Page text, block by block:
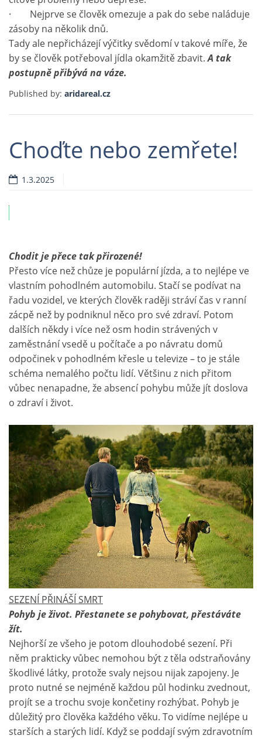
· Nejprve se člověk omezuje a pak do sebe naláduje
zásoby na několik dnů.
Tady ale nepřicházejí výčitky svědomí v takové míře, že
by se člověk potřeboval jídla okamžitě zbavit.A tak
postupně přibývá na váze.
Published by: aridareal.cz
Choďte nebo zemřete!
1.3.2025
Chodit je přece tak přirozené!
Přesto více než chůze je populární jízda, a to nejlépe ve
vlastním pohodlném automobilu. Stačí se podívat na
řadu vozidel, ve kterých člověk raději stráví čas v ranní
zácpě než by podniknul něco pro své zdraví. Potom
dalších někdy i více než osm hodin strávených v
zaměstnání vsedě u počítače a po návratu domů
odpočinek v pohodlném křesle u televize – to je stále
schéma nemalého počtu lidí. Většinu z nich přitom
vůbec nenapadne, že absencí pohybu může jít doslova
o zdraví i život.
SEZENÍ PŘINÁŠÍ SMRT
Pohyb je život. Přestanete se pohybovat, přestáváte
žít.
Nejhorší ze všeho je potom dlouhodobé sezení. Při
něm prakticky vůbec nemohou být z těla odstraňovány
škodlivé látky, protože svaly nejsou nijak zapojeny. Je
proto nutné se nejméně každou půl hodinku zvednout,
projít se a trochu svoje končetiny rozhýbat. Pohyb je
důležitý pro člověka každého věku. To vidíme nejlépe u
starších a starých lidí. Když se poddají svým zdravotním